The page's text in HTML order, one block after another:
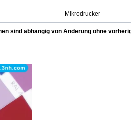
Mikrodrucker
sind abhängig von Änderung ohne